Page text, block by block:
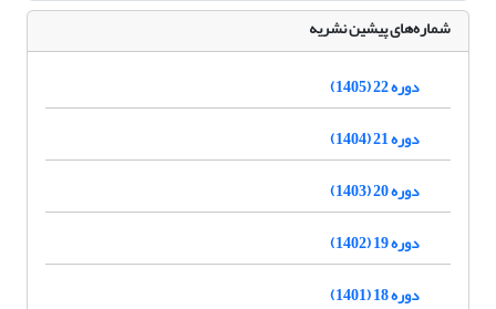
شماره‌های پیشین نشریه
دوره 22 (1405)
دوره 21 (1404)
دوره 20 (1403)
دوره 19 (1402)
دوره 18 (1401)